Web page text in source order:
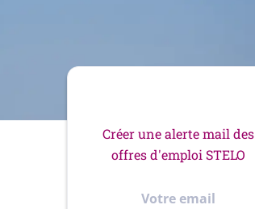
Créer une alerte mail des
offres d'emploi STELO